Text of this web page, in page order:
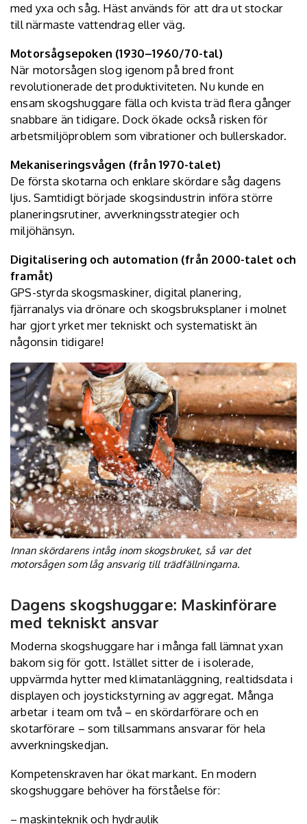
med yxa och såg. Häst används för att dra ut stockar
till närmaste vattendrag eller väg.
Motorsågsepoken (1930–1960/70-tal)
När motorsågen slog igenom på bred front
revolutionerade det produktiviteten. Nu kunde en
ensam skogshuggare fälla och kvista träd flera gånger
snabbare än tidigare. Dock ökade också risken för
arbetsmiljöproblem som vibrationer och bullerskador.
Mekaniseringsvågen (från 1970-talet)
De första skotarna och enklare skördare såg dagens
ljus. Samtidigt började skogsindustrin införa större
planeringsrutiner, avverkningsstrategier och
miljöhänsyn.
Digitalisering och automation (från 2000-talet och
framåt)
GPS-styrda skogsmaskiner, digital planering,
fjärranalys via drönare och skogsbruksplaner i molnet
har gjort yrket mer tekniskt och systematiskt än
någonsin tidigare!
Innan skördarens intåg inom skogsbruket, så var det
motorsågen som låg ansvarig till trädfällningarna.
Dagens skogshuggare: Maskinförare
med tekniskt ansvar
Moderna skogshuggare har i många fall lämnat yxan
bakom sig för gott. Istället sitter de i isolerade,
uppvärmda hytter med klimatanläggning, realtidsdata i
displayen och joystickstyrning av aggregat. Många
arbetar i team om två – en skördarförare och en
skotarförare – som tillsammans ansvarar för hela
avverkningskedjan.
Kompetenskraven har ökat markant. En modern
skogshuggare behöver ha förståelse för:
– maskinteknik och hydraulik